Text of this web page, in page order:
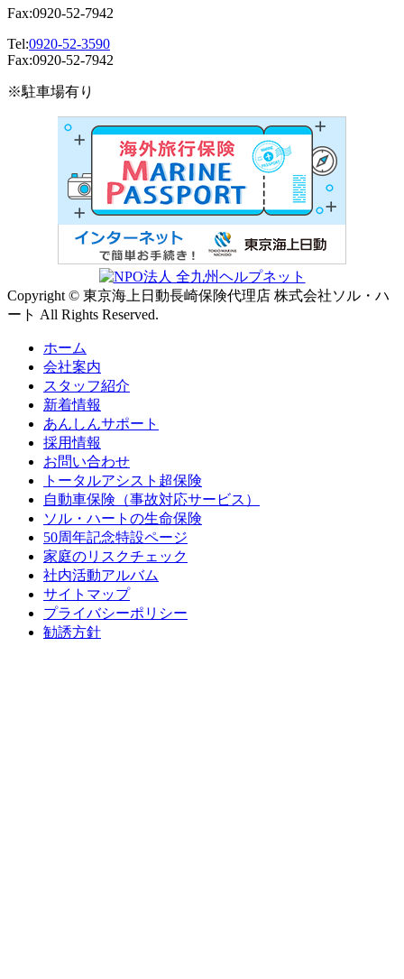
Fax:0920-52-7942
Tel:0920-52-3590
Fax:0920-52-7942
※駐車場有り
Copyright © 東京海上日動長崎保険代理店 株式会社ソル・ハ
ート All Rights Reserved.
ホーム
会社案内
スタッフ紹介
新着情報
あんしんサポート
採用情報
お問い合わせ
トータルアシスト超保険
自動車保険（事故対応サービス）
ソル・ハートの生命保険
50周年記念特設ページ
家庭のリスクチェック
社内活動アルバム
サイトマップ
プライバシーポリシー
勧誘方針